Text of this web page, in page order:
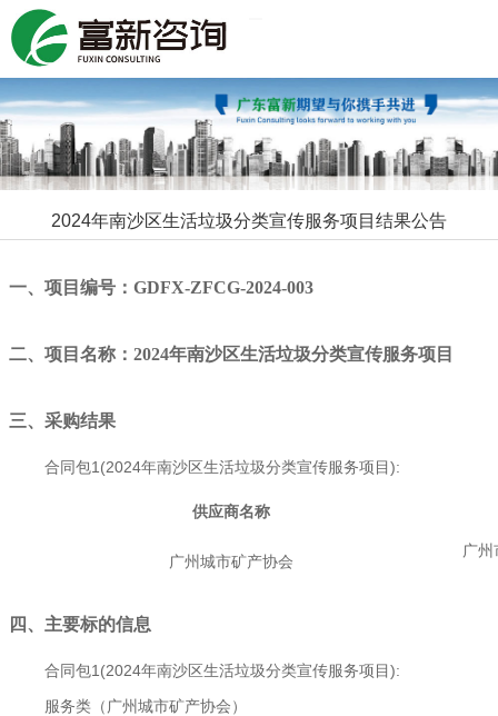
2024年南沙区生活垃圾分类宣传服务项目结果公告
一、项目编号：GDFX-ZFCG-2024-003
二、项目名称：2024年南沙区生活垃圾分类宣传服务项目
三、采购结果
合同包1(2024年南沙区生活垃圾分类宣传服务项目):
供应商名称
广州城市矿产协会
广
四、主要标的信息
合同包1(2024年南沙区生活垃圾分类宣传服务项目):
服务类（广州城市矿产协会）